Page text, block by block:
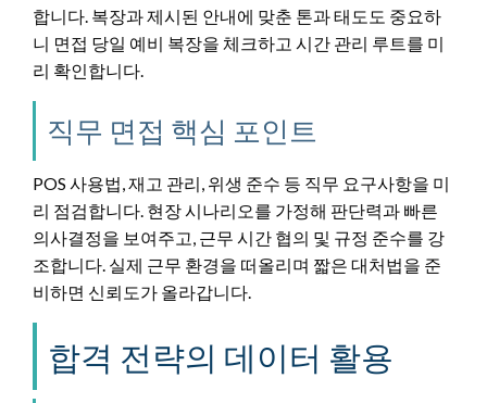
합니다. 복장과 제시된 안내에 맞춘 톤과 태도도 중요하
니 면접 당일 예비 복장을 체크하고 시간 관리 루트를 미
리 확인합니다.
직무 면접 핵심 포인트
POS 사용법, 재고 관리, 위생 준수 등 직무 요구사항을 미
리 점검합니다. 현장 시나리오를 가정해 판단력과 빠른
의사결정을 보여주고, 근무 시간 협의 및 규정 준수를 강
조합니다. 실제 근무 환경을 떠올리며 짧은 대처법을 준
비하면 신뢰도가 올라갑니다.
합격 전략의 데이터 활용